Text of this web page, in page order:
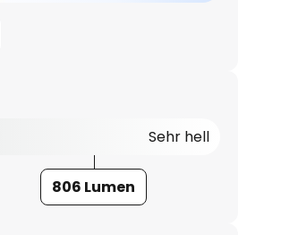
Sehr hell
806 Lumen